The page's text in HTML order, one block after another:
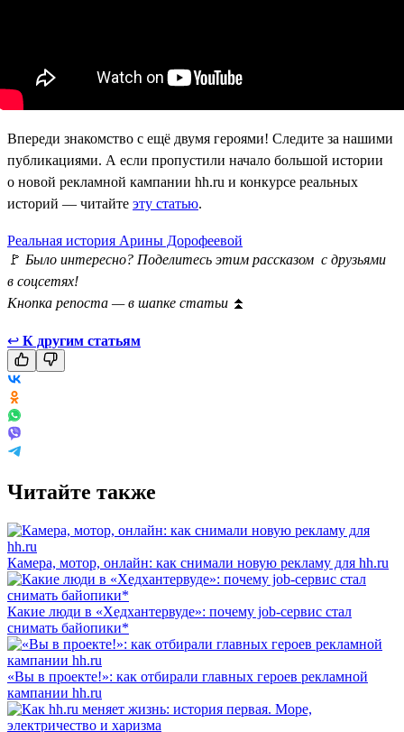
Впереди знакомство с ещё двумя героями! Следите за нашими
публикациями. А если пропустили начало большой истории
о новой рекламной кампании hh.ru и конкурсе реальных
историй — читайте эту статью.
Реальная история Арины Дорофеевой
🚩 Было интересно? Поделитесь этим рассказом с друзьями
в соцсетях!
Кнопка репоста — в шапке статьи ⏫
↩ К другим статьям
Читайте также
Камера, мотор, онлайн: как снимали новую рекламу для hh.ru
Какие люди в «Хедхантервуде»: почему job-сервис стал
снимать байопики*
«Вы в проекте!»: как отбирали главных героев рекламной
кампании hh.ru